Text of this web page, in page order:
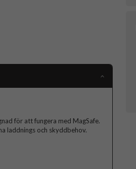
för att fungera med MagSafe.
laddnings och skyddbehov.